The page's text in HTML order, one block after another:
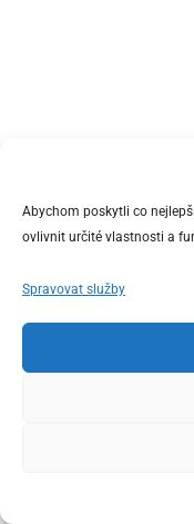
Abychom poskytli co
ovlivnit určité vlastnosti a
Spravovat služby